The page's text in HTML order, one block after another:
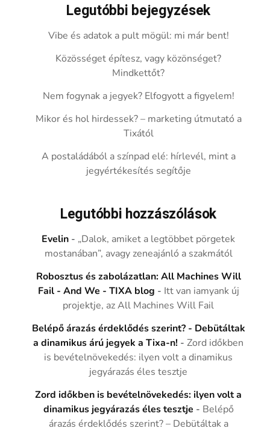
Legutóbbi bejegyzések
Vibe és adatok a pult mögül: mi már bent!
Közösséget építesz, vagy közönséget?
Mindkettőt?
Nem fogynak a jegyek? Elfogyott a figyelem!
Mikor és hol hirdessek? – marketing útmutató a
Tixától
A postaládából a színpad elé: hírlevél, mint a
jegyértékesítés segítője
Legutóbbi hozzászólások
Evelin - „Dalok, amiket a legtöbbet pörgetek
mostanában”, avagy zeneajánló a szakmától
Robosztus és zabolázatlan: All Machines Will
Fail - And We - TIXA blog - Itt van iamyank új
projektje, az All Machines Will Fail
Belépő árazás érdeklődés szerint? - Debütáltak
a dinamikus árú jegyek a Tixa-n! -Zord időkben
is bevételnövekedés: ilyen volt a dinamikus
jegyárazás éles tesztje
Zord időkben is bevételnövekedés: ilyen volt a
dinamikus jegyárazás éles tesztje - Belépő
árazás érdeklődés szerint? – Debütáltak a